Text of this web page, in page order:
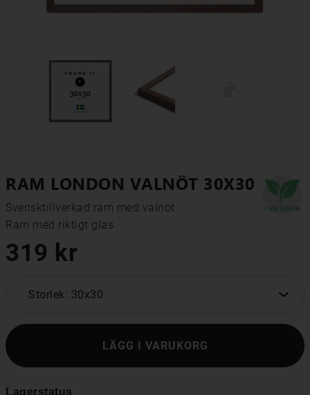
RAM LONDON VALNÖT 30X30
Svensktillverkad ram med valnöt
Ram med riktigt glas
319 kr
Storlek: 30x30
LÄGG I VARUKORG
Lagerstatus